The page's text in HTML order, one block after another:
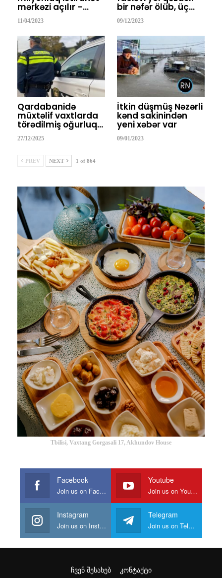
mərkəzi açılır –…
11/04/2023
bir nəfər ölüb, üç…
09/12/2023
Qardabanidə
müxtəlif vaxtlarda
törədilmiş oğurluq…
27/12/2025
İtkin düşmüş Nəzərli
kənd sakinindən
yeni xəbər var
09/01/2023
PREV NEXT 1 of 864
Tbilisi, Vaxtang Gorgasali 17, Akhundov House
Facebook
Join us on Facebook
Youtube
Join us on Youtube
Instagram
Join us on Instagram
Telegram
Join us on Telegram
ᲩᲕᲔᲜ ᲨᲔᲡᲐᲮᲔᲑ ᲙᲝᲜᲢᲐᲥᲢᲘ